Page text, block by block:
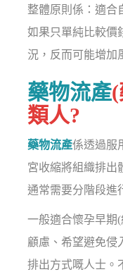
整體原則係：適合
如果只單純比較價
況，反而可能增加
藥物流產
類人?
藥物流產係透過服
宮收縮將組織排出
通常需要分階段進
一般適合懷孕早期
顧慮、希望避免侵
排出方式嘅人士。